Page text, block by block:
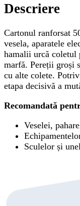
Descriere
Cartonul ranforsat
vesela, aparatele
hamalii urcă coletul
marfă. Pereții groși
cu alte colete.
etapa decisivă a
Recomandată
Veselei,
Sculelor și